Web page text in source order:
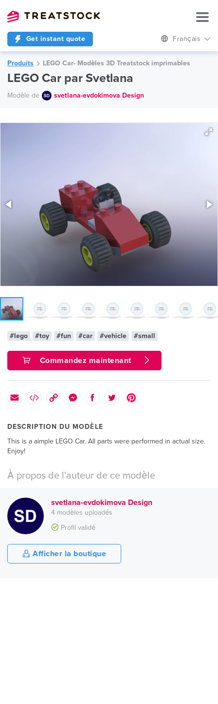
Get instant quote Français
Produits LEGO Car- Modèles 3D Treatstock imprimables
LEGO Car par Svetlana
Modèle de svetlana-evdokimova Design
#lego #toy #fun #car #vehicle #small
Commandez maintenant
DESCRIPTION DU MODÈLE
This is a aimple LEGO Car. All parts were performed in actual size.
Enjoy!
À propos de l'auteur de ce modèle
svetlana-evdokimova Design
4 modèles uploadés
Profil validé
Afficher la boutique